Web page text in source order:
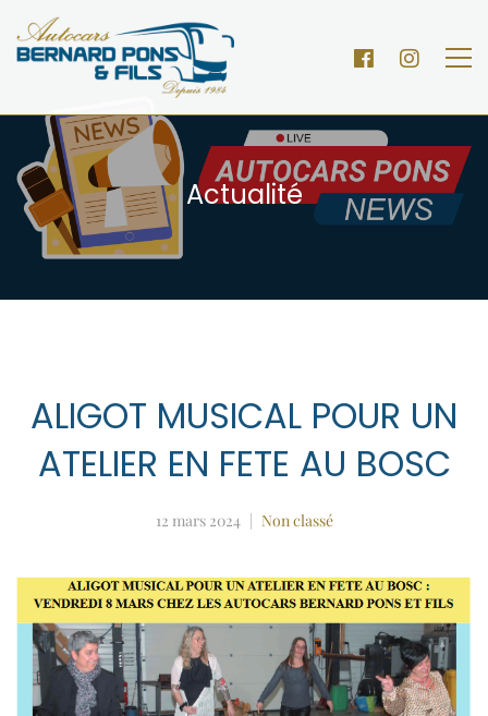
Actualité
ALIGOT MUSICAL POUR UN
ATELIER EN FETE AU BOSC
12 mars 2024 Non classé